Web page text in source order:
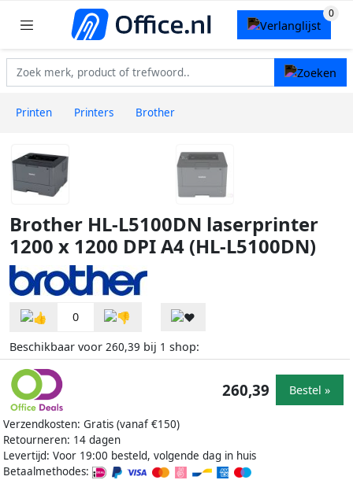
Printen Printers Brother
Brother HL-L5100DN laserprinter
1200 x 1200 DPI A4 (HL-L5100DN)
0
Beschikbaar voor 260,39 bij 1 shop:
Verzendkosten: Gratis (vanaf €150)
Retourneren: 14 dagen
Levertijd: Voor 19:00 besteld, volgende dag in huis
Betaalmethodes:
260,39 Bestel »